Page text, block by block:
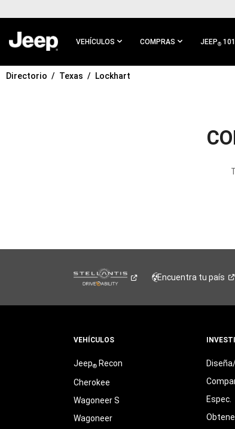
CONTENIDO
VEHÍCULOS COMPRAS JEEP® 101
IR A
Directorio Texas Lockhart
Encuentra tu país
VEHÍCULOS
Jeep®Recon
Cherokee
Wagoneer S
Wagoneer
Espec.